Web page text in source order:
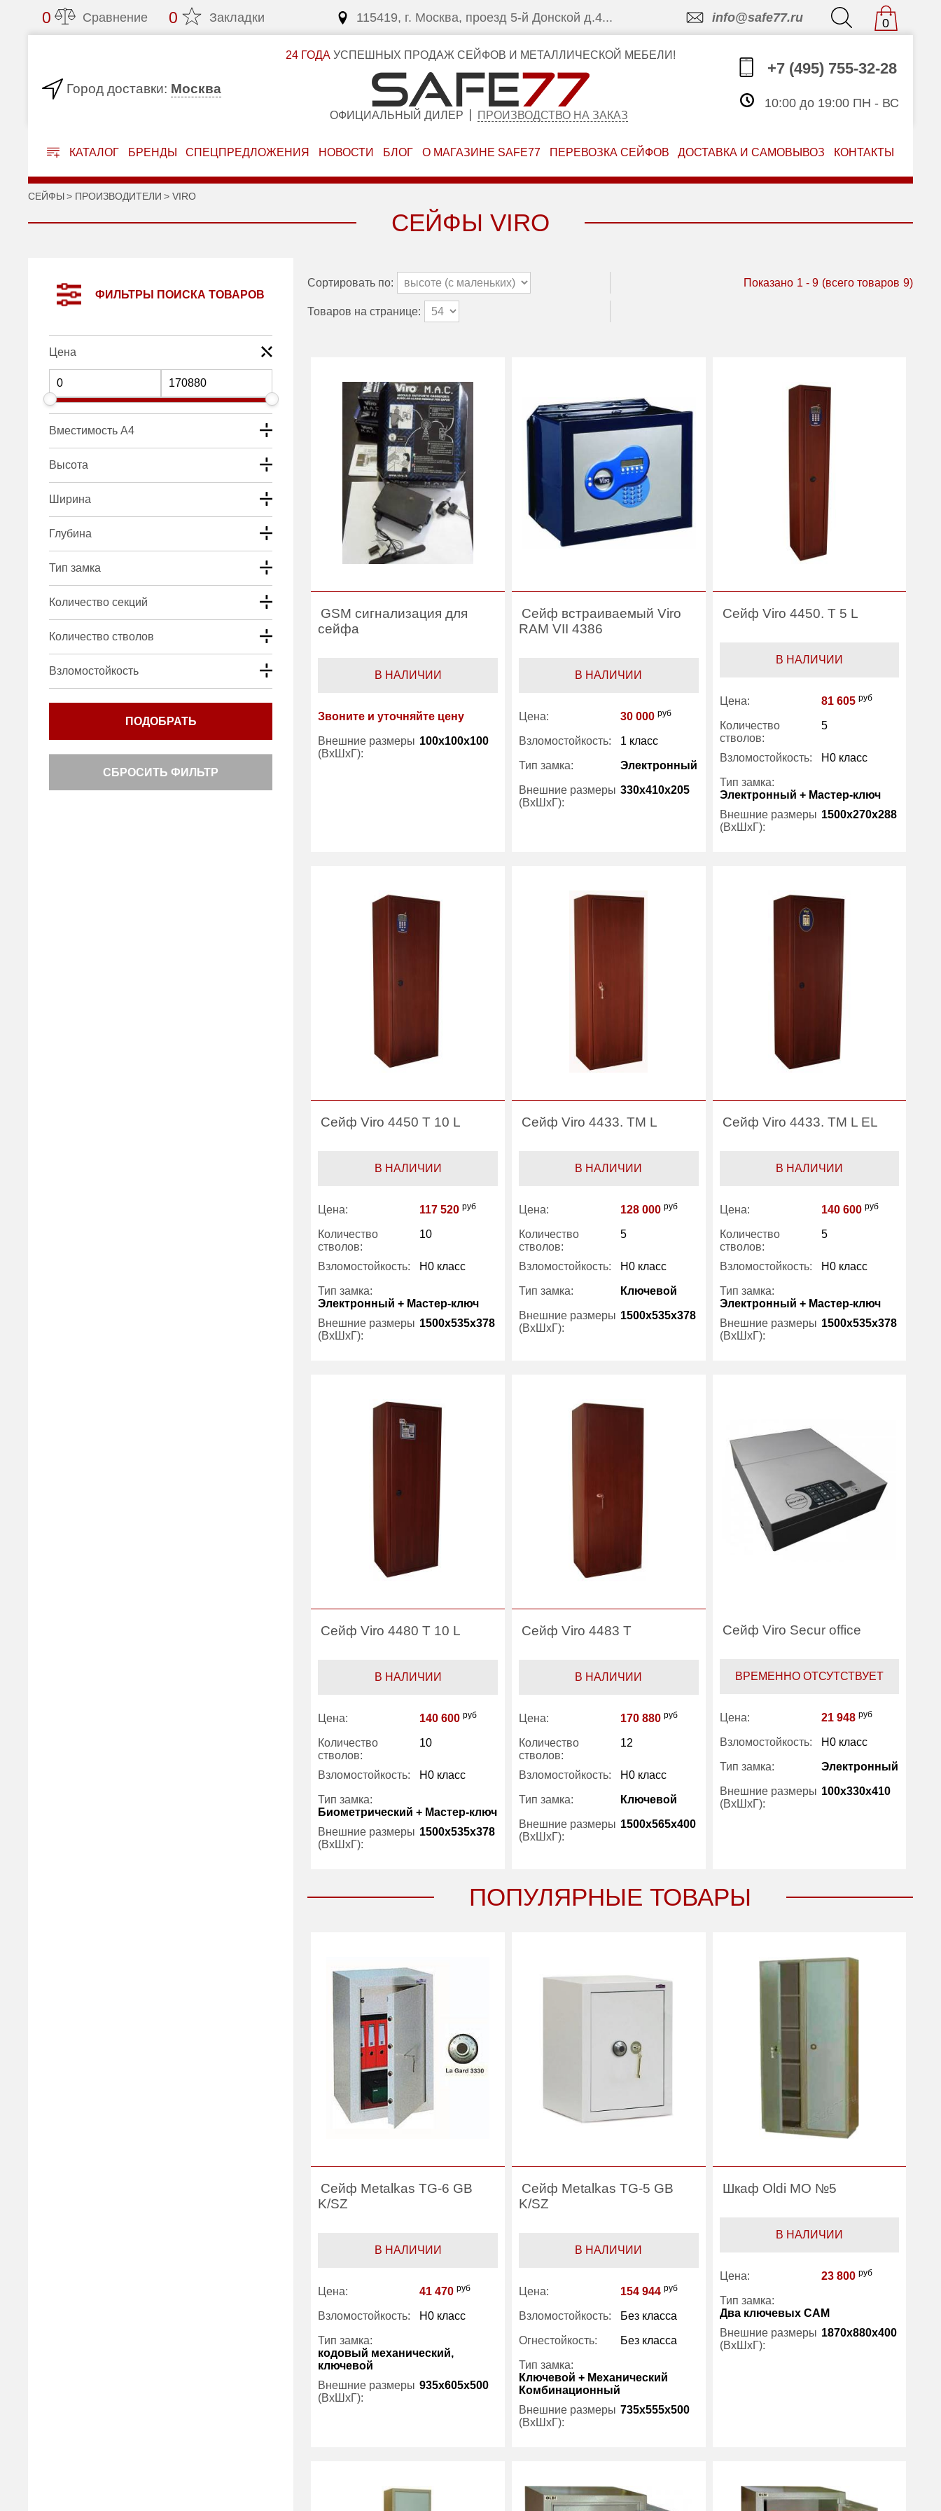
0 Сравнение 0 Закладки 115419, г. Москва, проезд 5-й Донской д.4... info@safe77.ru 0
Город доставки: Москва
24 ГОДАУСПЕШНЫХ ПРОДАЖ СЕЙФОВ И МЕТАЛЛИЧЕСКОЙ МЕБЕЛИ!
ОФИЦИАЛЬНЫЙ ДИЛЕР ПРОИЗВОДСТВО НА ЗАКАЗ
+7 (495) 755-32-28
10:00 до 19:00 ПН - ВС
КАТАЛОГ БРЕНДЫ СПЕЦПРЕДЛОЖЕНИЯ НОВОСТИ БЛОГ О МАГАЗИНЕ SAFE77 ПЕРЕВОЗКА СЕЙФОВ ДОСТАВКА И САМОВЫВОЗ КОНТАКТЫ
СЕЙФЫ ПРОИЗВОДИТЕЛИ VIRO
СЕЙФЫ VIRO
ФИЛЬТРЫ ПОИСКА ТОВАРОВ
Цена
Вместимость А4
Высота
Ширина
Глубина
Тип замка
Количество секций
Количество стволов
Взломостойкость
ПОДОБРАТЬ
СБРОСИТЬ ФИЛЬТР
Сортировать по:
Товаров на странице:
Показано 1 - 9 (всего товаров 9)
GSM сигнализация для
сейфа
В НАЛИЧИИ
Звоните и уточняйте цену
Внешние размеры
(ВхШхГ):
100x100x100
Сейф встраиваемый Viro
RAM VII 4386
В НАЛИЧИИ
Цена: 30 000 руб
Взломостойкость: 1 класс
Тип замка: Электронный
Внешние размеры
(ВхШхГ):
330x410x205
Сейф Viro 4450. T 5 L
В НАЛИЧИИ
Цена: 81 605 руб
Количество
стволов:
5
Взломостойкость: H0 класс
Тип замка:
Электронный + Мастер-ключ
Внешние размеры
(ВхШхГ):
1500x270x288
Сейф Viro 4450 T 10 L
В НАЛИЧИИ
Цена: 117 520 руб
Количество
стволов:
10
Взломостойкость: H0 класс
Тип замка:
Электронный + Мастер-ключ
Внешние размеры
(ВхШхГ):
1500x535x378
Производитель: Viro
Сейф Viro 4433. TM L
В НАЛИЧИИ
Цена: 128 000 руб
Количество
стволов:
5
Взломостойкость: H0 класс
Тип замка: Ключевой
Внешние размеры
(ВхШхГ):
1500x535x378
Сейф Viro 4433. TM L EL
В НАЛИЧИИ
Цена: 140 600 руб
Количество
стволов:
5
Взломостойкость: H0 класс
Тип замка:
Электронный + Мастер-ключ
Внешние размеры
(ВхШхГ):
1500x535x378
Производитель:
Сейф Viro 4480 T 10 L
В НАЛИЧИИ
Цена: 140 600 руб
Количество
стволов:
10
Взломостойкость: H0 класс
Тип замка:
Биометрический + Мастер-ключ
Внешние размеры
(ВхШхГ):
1500x535x378
Сейф Viro 4483 T
В НАЛИЧИИ
Цена: 170 880 руб
Количество
стволов:
12
Взломостойкость: H0 класс
Тип замка: Ключевой
Внешние размеры
(ВхШхГ):
1500x565x400
Вес (кг) : 150
Сейф Viro Secur office
ВРЕМЕННО ОТСУТСТВУЕТ
Цена: 21 948 руб
Взломостойкость: H0 класс
Тип замка: Электронный
Внешние размеры
(ВхШхГ):
100x330x410
ПОПУЛЯРНЫЕ ТОВАРЫ
Сейф Metalkas TG-6 GB
K/SZ
В НАЛИЧИИ
Цена: 41 470 руб
Взломостойкость: H0 класс
Тип замка:
кодовый механический,
ключевой
Внешние размеры
(ВхШхГ):
935x605x500
Сейф Metalkas TG-5 GB
K/SZ
В НАЛИЧИИ
Цена: 154 944 руб
Взломостойкость: Без класса
Огнестойкость: Без класса
Тип замка:
Ключевой + Механический
Комбинационный
Внешние размеры
(ВхШхГ):
735x555x500
Шкаф Oldi МО №5
В НАЛИЧИИ
Цена: 23 800 руб
Тип замка:
Два ключевых САМ
Внешние размеры
(ВхШхГ):
1870x880x400